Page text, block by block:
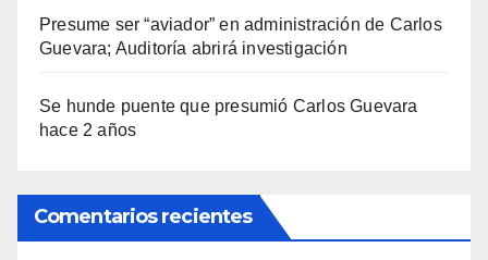
Presume ser “aviador” en administración de Carlos
Guevara; Auditoría abrirá investigación
Se hunde puente que presumió Carlos Guevara
hace 2 años
Comentarios recientes